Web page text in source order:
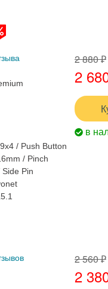
/ Push Button
/ Pinch
Pin
2 880 ₽
2
в
2 560 ₽
2